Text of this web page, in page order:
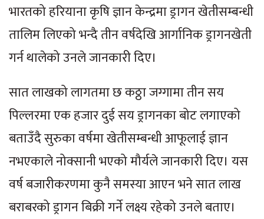
भारतको हरियाना कृषि ज्ञान केन्द्रमा ड्रागन खेतीसम्बन्धी
तालिम लिएको भन्दै तीन वर्षदेखि आर्गानिक ड्रागनखेती
गर्न थालेको उनले जानकारी दिए।
सात लाखको लागतमा छ कठ्ठा जग्गामा तीन सय
पिल्लरमा एक हजार दुई सय ड्रागनका बोट लगाएको
बताउँदै सुरुका वर्षमा खेतीसम्बन्धी आफूलाई ज्ञान
नभएकाले नोक्सानी भएको मौर्यले जानकारी दिए। यस
वर्ष बजारीकरणमा कुनै समस्या आएन भने सात लाख
बराबरको ड्रागन बिक्री गर्ने लक्ष्य रहेको उनले बताए।